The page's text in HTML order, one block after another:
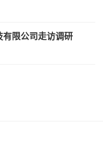
有限公司走访调研